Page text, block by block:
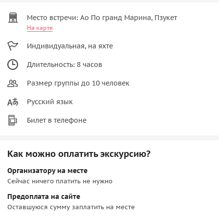
Место встречи: Ао По гранд Марина, Пзукет
На карте
Индивидуальная, на яхте
Длительность: 8 часов
Размер группы до 10 человек
Русский язык
Билет в телефоне
Как можно оплатить экскурсию?
Организатору на месте
Сейчас ничего платить не нужно
Предоплата на сайте
Оставшуюся сумму заплатить на месте